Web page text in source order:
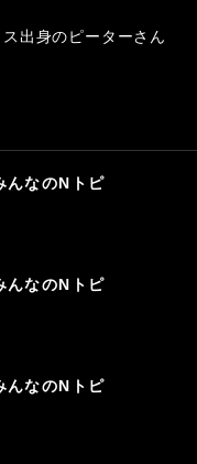
出身のピーターさん
んなのNトピ
んなのNトピ
んなのNトピ